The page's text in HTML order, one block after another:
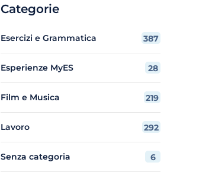
Categorie
Esercizi e Grammatica 387
Esperienze MyES 28
Film e Musica 219
Lavoro 292
Senza categoria 6